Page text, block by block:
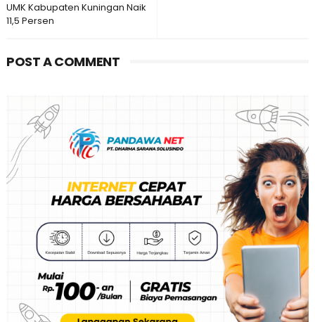
UMK Kabupaten Kuningan Naik
11,5 Persen
POST A COMMENT